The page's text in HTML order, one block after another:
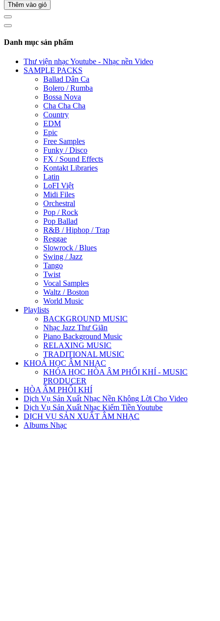
Thêm vào giỏ
Danh mục sản phẩm
Thư viện nhạc Youtube - Nhạc nền Video
SAMPLE PACKS
Ballad Dân Ca
Bolero / Rumba
Bossa Nova
Cha Cha Cha
Country
EDM
Epic
Free Samples
Funky / Disco
FX / Sound Effects
Kontakt Libraries
Latin
LoFI Việt
Midi Files
Orchestral
Pop / Rock
Pop Ballad
R&B / Hiphop / Trap
Reggae
Slowrock / Blues
Swing / Jazz
Tango
Twist
Vocal Samples
Waltz / Boston
World Music
Playlists
BACKGROUND MUSIC
Nhạc Jazz Thư Giãn
Piano Background Music
RELAXING MUSIC
TRADITIONAL MUSIC
KHOÁ HỌC ÂM NHẠC
KHÓA HỌC HÒA ÂM PHỐI KHÍ - MUSIC
PRODUCER
HÒA ÂM PHỐI KHÍ
Dịch Vụ Sản Xuất Nhạc Nền Không Lời Cho Video
Dịch Vụ Sản Xuất Nhạc Kiếm Tiền Youtube
DỊCH VỤ SẢN XUẤT ÂM NHẠC
Albums Nhạc